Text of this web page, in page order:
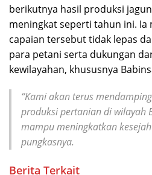
berikutnya hasil produksi
meningkat seperti tahun ini. Ia
capaian tersebut tidak lepas
para petani serta dukungan
kewilayahan, khususnya
“Kami akan terus
produksi pertanian di wilayah
mampu meningkatkan
pungkasnya.
Berita Terkait